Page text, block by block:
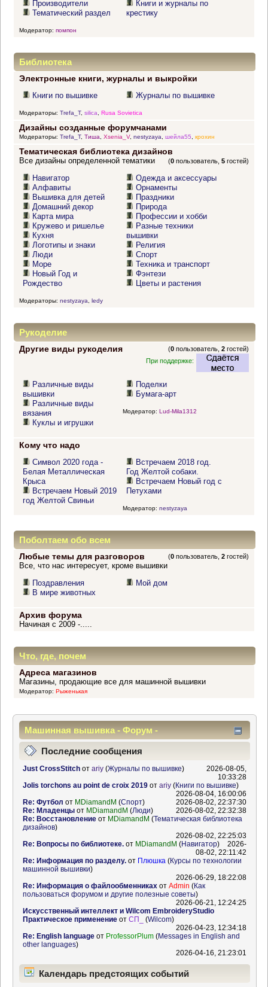
Производители
Тематический раздел
Книги и журналы по
крестику
Модератор: помпон
Библиотека
Электронные книги, журналы и выкройки
Книги по вышивке Журналы по вышивке
Модераторы: Trefa_T, silica Rusa Sovietica
Дизайны созданные форумчанами
Модераторы: Trefa_T, Тиша, Xsenia_V, nestyzaya, шейла55, крохин
Тематическая библиотека дизайнов
(0 пользователь,5 гостей)
Все дизайны определенной тематики
Навигатор
Алфавиты
Вышивка для детей
Домашний декор
Карта мира
Кружево и ришелье
Кухня
Логотипы и знаки
Люди
Море
Новый Год и
Рождество
Одежда и аксессуары
Орнаменты
Праздники
Природа
Профессии и хобби
Разные техники
вышивки
Религия
Спорт
Техника и транспорт
Фэнтези
Цветы и растения
Модераторы: nestyzaya ledy
Рукоделие
Другие виды рукоделия (0 пользователь,2 гостей)
При поддержке:
Различные виды
вышивки
Различные виды
вязания
Куклы и игрушки
Поделки
Бумага-арт
Модератор: Lud-Mila1312
Кому что надо
Символ 2020 года -
Белая Металлическая
Крыса
Встречаем Новый 2019
год Желтой Свиньи
Встречаем 2018 год.
Год Желтой собаки.
Встречаем Новый год с
Петухами
Модератор: nestyzaya
Поболтаем обо всем
Любые темы для разговоров (0 пользователь,2 гостей)
Все, что нас интересует, кроме вышивки
Поздравления
В мире животных
Мой дом
Архив форума
Начиная с 2009 -.....
Что, где, почем
Адреса магазинов
Магазины, продающие все для машинной вышивки
Модератор: Рыженькая
Машинная вышивка - Форум -
Информационный центр
Последние сообщения
Just CrossStitchот ariy(Журналы по вышивке)
2026-08-05,
10:33:28
Jolis torchons au point de croix 2019от ariy(Книги по вышивке)
2026-08-04, 16:00:06
Re: Футбол от MDiamandM (Спорт)
2026-08-02, 22:37:30
Re: Младенцыот MDiamandM (Люди)
2026-08-02, 22:32:38
Re: Восстановлениеот MDiamandM (Тематическая библиотека
дизайнов)
2026-08-02, 22:25:03
Re: Вопросы по библиотеке.от MDiamandM (Навигатор)
2026-
08-02, 22:11:42
Re: Информация по разделу.от Плюшка (Курсы по технологии
машинной вышивки)
2026-06-29, 18:22:08
Re: Информация о файлообменникахот Admin (Как
пользоваться форумом и другие полезные советы)
2026-06-21, 12:24:25
Искусственный интеллект и Wilcom EmbroideryStudio
Практическое применениеот СП_ (Wilcom)
2026-04-23, 12:34:18
Re: English languageот ProfessorPlum(Messages in English and
other languages)
2026-04-16, 21:23:01
Календарь предстоящих событий